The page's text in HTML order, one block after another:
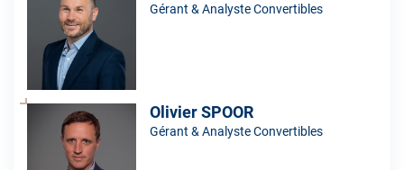
Gérant & Analyste Convertibles
Olivier SPOOR
Gérant & Analyste Convertibles